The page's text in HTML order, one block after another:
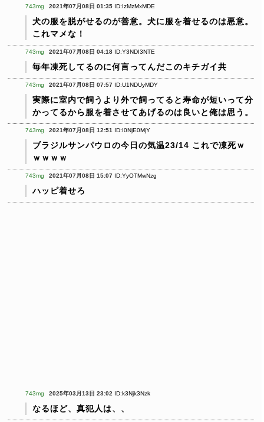
743mg 2021年07月08日 01:35 ID:IzMzMxMDE
犬の服を脱がせるのが善意。犬に服を着せるのは悪意。
これマメな！
743mg 2021年07月08日 04:18 ID:Y3NDI3NTE
毎年凍死してるのに何言ってんだこのキチガイ共
743mg 2021年07月08日 07:57 ID:U1NDUyMDY
実際に室内で飼うより外で飼ってると寿命が短いって分
かってるから服を着させてあげるのは良いと俺は思う。
743mg 2021年07月08日 12:51 ID:I0NjE0MjY
ブラジルサンパウロの今日の気温23/14 これで凍死ｗ
ｗｗｗｗ
743mg 2021年07月08日 15:07 ID:YyOTMwNzg
ハッピ着せろ
743mg 2025年03月13日 23:02 ID:k3Njk3Nzk
なるほど、真犯人は、、